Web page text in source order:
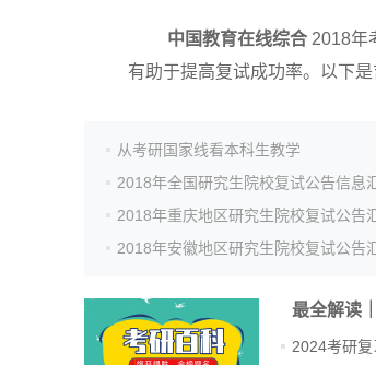
中国教育在线综合 2018年
有助于提高复试成功率。以下是
从考研国家线看本科生教学
2018年全国研究生院校复试公告信息
2018年重庆地区研究生院校复试公告
2018年安徽地区研究生院校复试公告
最全解读
2024考研